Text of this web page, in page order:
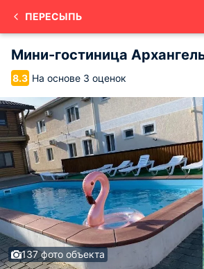
ПЕРЕСЫПЬ
Мини-гостиница
8.3 На основе 3 оценок
137 фото объекта